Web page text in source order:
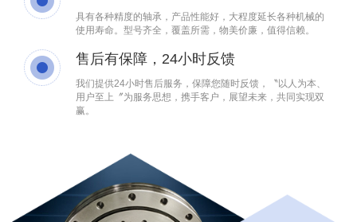
具有各种精度的轴承，产品性能好，大程度延长各种机械的
使用寿命。型号齐全，覆盖所需，物美价廉，值得信赖。
售后有保障，24小时反馈
我们提供24小时售后服务，保障您随时反馈，〝以人为本、
用户至上〞为服务思想，携手客户，展望未来，共同实现双
赢。